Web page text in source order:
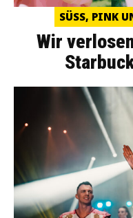
SÜSS, PINK
Wir